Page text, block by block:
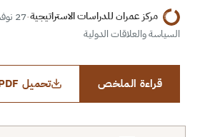
مركز عمران للدراسات الاستراتيجية·27 نوفمبر 2025
السياسة والعلاقات الدولية
قراءة الملخص تحميل PDF